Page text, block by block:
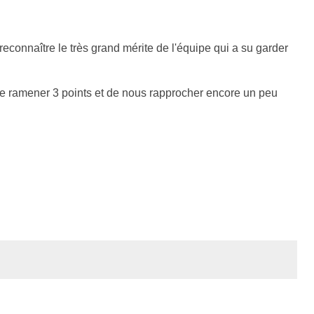
le très grand mérite de l'équipe qui a su garder
3 points et de nous rapprocher encore un peu